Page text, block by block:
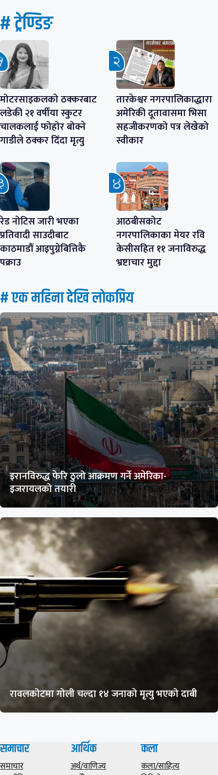
# ट्रेण्डिङ
मोटरसाइकलको ठक्करबाट
लडेकी २१ वर्षीया स्कुटर
चालकलाई फोहोर बोक्ने
गाडीले ठक्कर दिँदा मृत्यु
तारकेश्वर नगरपालिकाद्धारा
अमेरिकी दूतावासमा भिसा
सहजीकरणको पत्र लेखेको
स्वीकार
रेड नोटिस जारी भएका
प्रतिवादी साउदीबाट
काठमाडौँ आइपुग्नेबित्तिकै
पक्राउ
आठबीसकोट
नगरपालिकाका मेयर रवि
केसीसहित ११ जनाविरुद्ध
भ्रष्टाचार मुद्दा
# एक महिना देखि लाेकप्रिय
इरानविरुद्ध फेरि ठुलो आक्रमण गर्ने अमेरिका-
इजरायलको तयारी
रावलकोटमा गोली चल्दा १४ जनाको मृत्यु भएको दाबी
समाचार
समाचार
आर्थिक
अर्थ/वाणिज्य
कला
कला/साहित्य